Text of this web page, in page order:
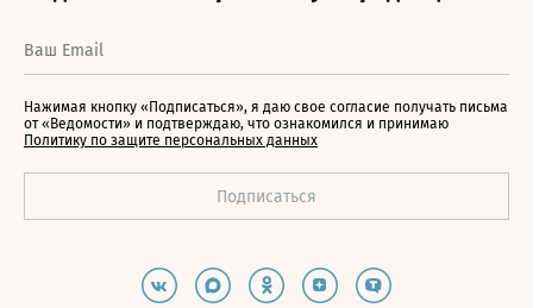
Нажимая кнопку «Подписаться», я даю свое согласие получать письма
от «Ведомости» и подтверждаю, что ознакомился и принимаю
Политику по защите персональных данных